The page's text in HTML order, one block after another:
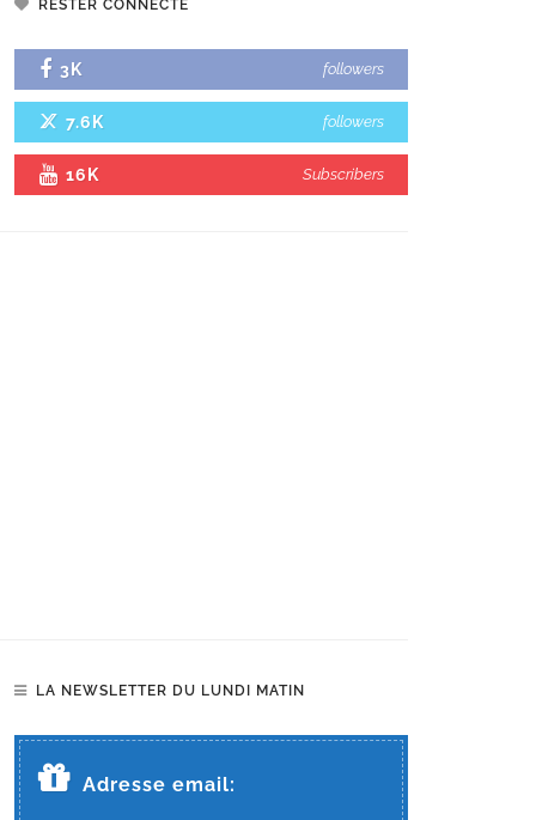
RESTER CONNECTÉ
3K followers
7.6K followers
16K Subscribers
LA NEWSLETTER DU LUNDI MATIN
Adresse email: